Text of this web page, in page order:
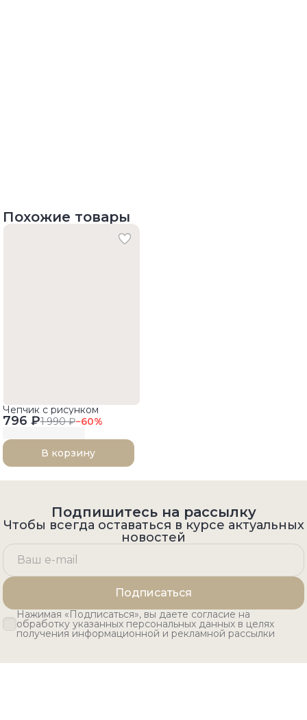
Похожие товары
796 ₽1 990 ₽−60%
Чепчик с рисунком
В корзину
Подпишитесь на рассылку
Чтобы всегда оставаться в курсе актуальных
новостей
Подписаться
Нажимая «Подписаться», вы даете согласие на
обработку указанных персональных данных в целях
получения информационной и рекламной рассылки